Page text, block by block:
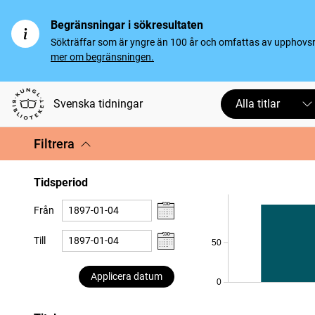
Begränsningar i sökresultaten
Sökträffar som är yngre än 100 år och omfattas av
mer om begränsningen.
Svenska tidningar Alla titlar
Filtrera
Tidsperiod
Från
Till
Applicera datum
0
50